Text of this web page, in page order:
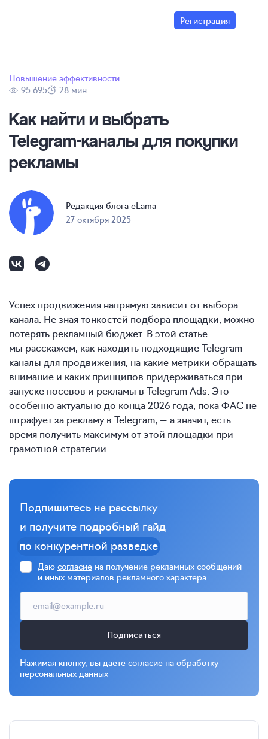
Регистрация
Повышение эффективности
95 695
28 мин
Как найти и выбрать
Telegram-каналыдля покупки
рекламы
Редакция блога eLama
27 октября 2025
Успех продвижения напрямую зависит от выбора
канала. Не зная тонкостей подбора площадки, можно
потерять рекламный бюджет. В этой статье
мы расскажем, как находить подходящие Telegram-
каналы для продвижения, на какие метрики обращать
внимание и каких принципов придерживаться при
запуске посевов и рекламы в Telegram Ads. Это
особенно актуально до конца 2026 года, пока ФАС не
штрафует за рекламу в Telegram, — а значит, есть
время получить максимум от этой площадки при
грамотной стратегии.
Подпишитесь на рассылку
и получите подробный гайд
по конкурентной разведке
Даю согласие на получение рекламных сообщений
и иных материалов рекламного характера
Подписаться
Нажимая кнопку, вы даете согласие на обработку
персональных данных